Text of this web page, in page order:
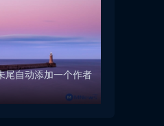
尾自动添加一个作者